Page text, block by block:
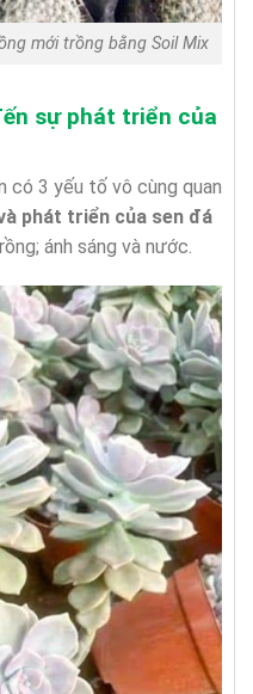
mới trồng bằng Soil Mix
sự phát triển của
có 3 yếu tố vô cùng quan
phát triển của sen đá
ánh sáng và nước.